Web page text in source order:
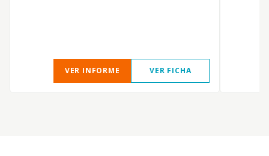
VER INFORME VER FICHA